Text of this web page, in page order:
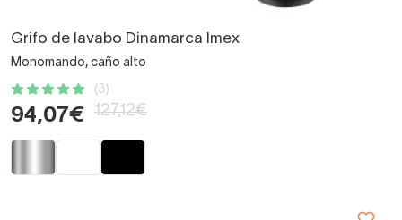
Grifo de lavabo Dinamarca Imex
Monomando, caño alto
(3)
94,07€ 127,12€